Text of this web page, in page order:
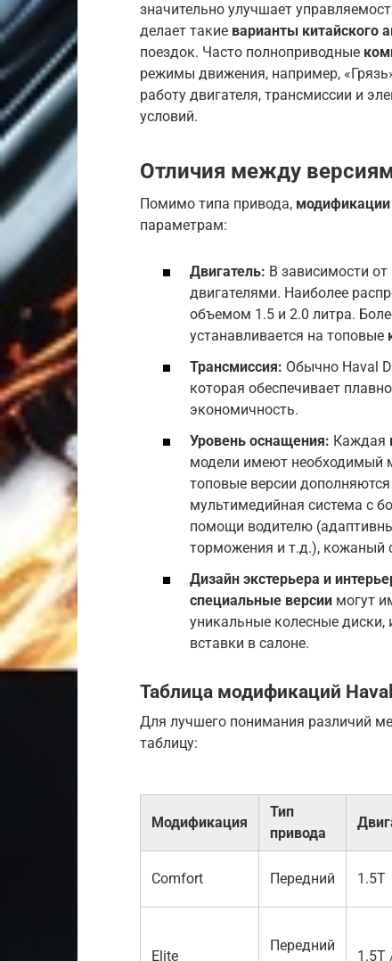
значительно улучшает
делает такие варианты китайского
поездок. Часто полноприводные
режимы движения, например,
работу двигателя, трансмиссии и
условий.
Отличия между
Помимо типа привода, модификации
параметрам:
Двигатель: В зависимости
двигателями. Наиболее
объемом 1.5 и 2.0 литра.
устанавливается на топовые
Трансмиссия: Обычно Haval
которая обеспечивает
экономичность.
Уровень оснащения: Каждая
модели имеют необходимый
топовые версии
мультимедийная система с
помощи водителю
торможения и т.д.), кожаный
Дизайн экстерьера и
специальные версии могут
уникальные колесные диски,
вставки в салоне.
Таблица модификаций
Для лучшего понимания различий
таблицу:
Модификация
Тип
привода
Comfort Передний 1.5T
Elite
Передний
1.5T